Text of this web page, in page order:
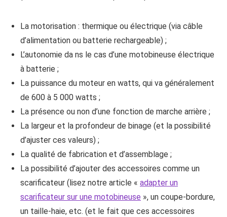
La motorisation : thermique ou électrique (via câble
d’alimentation ou batterie rechargeable) ;
L’autonomie da ns le cas d’une motobineuse électrique
à batterie ;
La puissance du moteur en watts, qui va généralement
de 600 à 5 000 watts ;
La présence ou non d’une fonction de marche arrière ;
La largeur et la profondeur de binage (et la possibilité
d’ajuster ces valeurs) ;
La qualité de fabrication et d’assemblage ;
La possibilité d’ajouter des accessoires comme un
scarificateur (lisez notre article « adapter un
scarificateur sur une motobineuse », un coupe-bordure,
un taille-haie, etc. (et le fait que ces accessoires